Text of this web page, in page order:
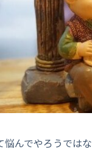
悩んでやろうでは